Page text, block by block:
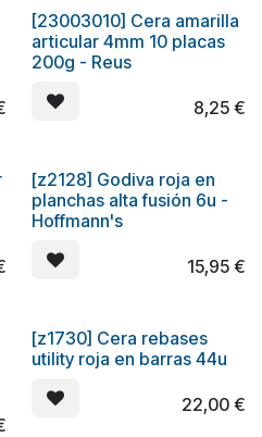
[23003010] Cera amarilla
articular 4mm 10 placas
200g - Reus
8,25 €
[z2128] Godiva roja en
planchas alta fusión 6u -
Hoffmann's
15,95 €
[z1730] Cera rebases
utility roja en barras 44u
22,00 €